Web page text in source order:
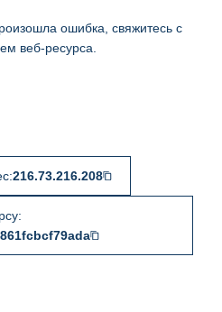
ошибка, свяжитесь с
веб-ресурса.
216.73.216.208